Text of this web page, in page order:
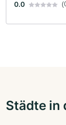
0.0
Städte in